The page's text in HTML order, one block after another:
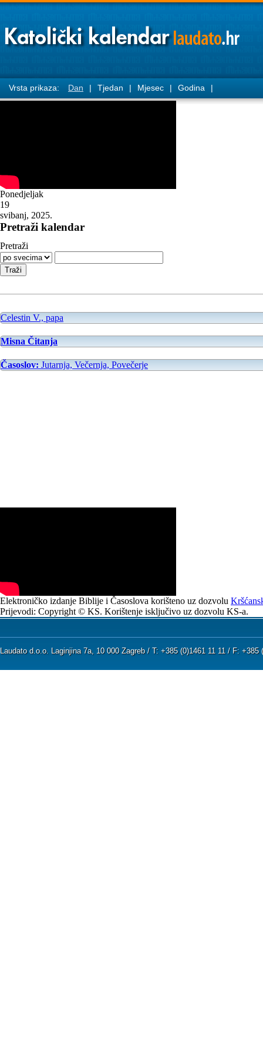
Vrsta prikaza: Dan | Tjedan | Mjesec | Godina |
Ponedjeljak
19
svibanj, 2025.
Pretraži kalendar
Pretraži
Celestin V., papa
Misna Čitanja
Časoslov: Jutarnja, Večernja, Povečerje
Elektroničko izdanje Biblije i Časoslova korišteno uz dozvolu
Prijevodi: Copyright © KS. Korištenje isključivo uz dozvolu KS-a.
Laudato d.o.o. Laginjina 7a, 10 000 Zagreb / T: +385 (0)1461 11 11 / F: